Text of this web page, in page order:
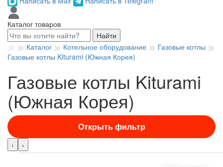
Каталог товаров
Найти
Каталог
Котельное оборудование
Газовые котлы
Газовые котлы Kiturami (Южная Корея)
Газовые котлы Kiturami
(Южная Корея)
Открыть фильтр
‹ ›